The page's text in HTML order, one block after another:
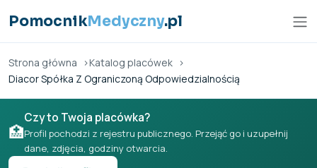
PomocnikMedyczny.pl
Strona główna
Katalog placówek
Diacor Spółka Z Ograniczoną Odpowiedzialnością
🏥
Czy to Twoja placówka?
Profil pochodzi z rejestru publicznego. Przejąć go i uzupełnij
dane, zdjęcia, godziny otwarcia.